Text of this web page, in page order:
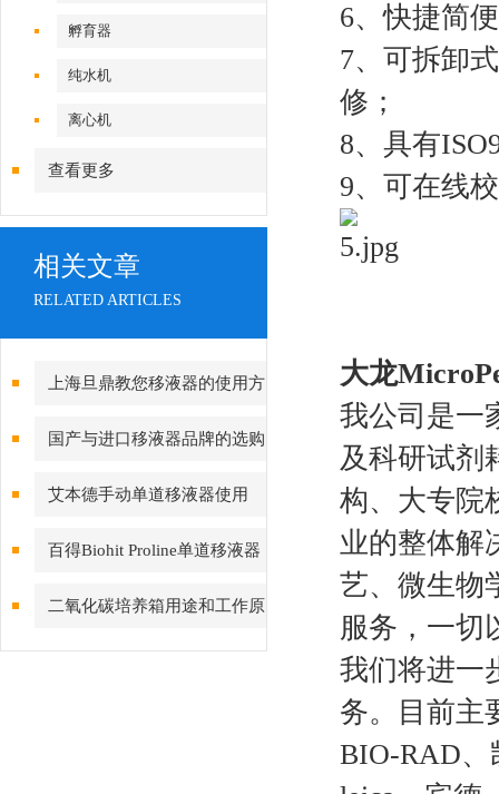
孵育器
纯水机
离心机
查看更多
相关文章
RELATED ARTICLES
上海旦鼎教您移液器的使用方
法小妙招
国产与进口移液器品牌的选购
推荐
艾本德手动单道移液器使用
百得Biohit Proline单道移液器
介绍
二氧化碳培养箱用途和工作原
理
6、快捷简
7、可拆卸
修；
8、具有
9、可在线
大龙
我公司是一
及科研试剂
构、大专院
业的整体解
艺、微生物
服务，一切
我们将进一
务。目前主
BIO-RAD、